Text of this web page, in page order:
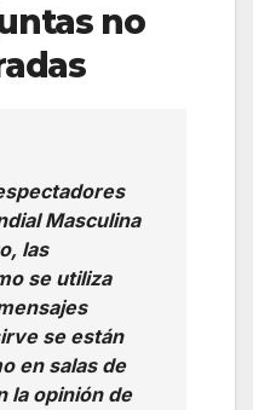
no
Masculina
las
se utiliza
se están
en salas de
la opinión de